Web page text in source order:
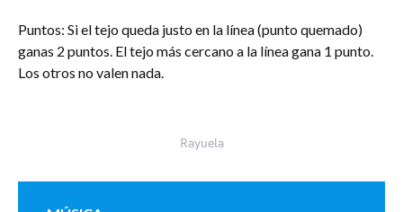
Puntos: Si el tejo queda justo en la línea (punto quemado)
ganas 2 puntos. El tejo más cercano a la línea gana 1 punto.
Los otros no valen nada.
Rayuela